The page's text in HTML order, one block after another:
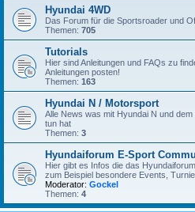
Hyundai 4WD
Das Forum für die Sportsroader und
Themen: 705
Tutorials
Hier sind Anleitungen und FAQs zu
Anleitungen posten!
Themen: 163
Hyundai N / Motorsport
Alle News was mit Hyundai N und
tun hat
Themen: 3
Hyundaiforum E-Sport
Hier gibt es Infos die das
zum Beispiel besondere Events,
Moderator: Gockel
Themen: 4